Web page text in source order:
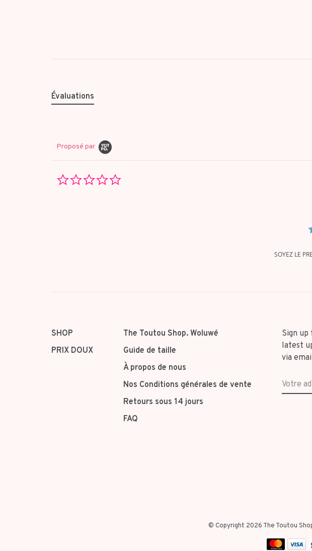
Évaluations
Proposé par
SOYEZ LE
SHOP
PRIX DOUX
The Toutou Shop. Woluwé
Guide de taille
À propos de nous
Nos Conditions générales de vente
Retours sous 14 jours
FAQ
Sign
latest
via
© Copyright 2026 The Toutou